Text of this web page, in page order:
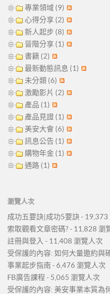
專業領域 (9)
心得分享 (2)
新人起步 (8)
晉階分享 (1)
書籍 (2)
最新動態訊息 (1)
未分類 (6)
激勵影片 (2)
產品 (1)
產品見證 (1)
美安大會 (6)
訊息公告 (1)
購物年金 (1)
通路 (1)
瀏覽人次
成功五要訣|成功5要訣- 19,373
索取觀看文章密碼?- 11,828 瀏
註冊與登入 - 11,408 瀏覽人次
受保護的內容: 如何大量邀約與
事業起步指南 - 6,476 瀏覽人次
FB廣告課程 - 5,065 瀏覽人次
受保護的內容: 美安事業本質為